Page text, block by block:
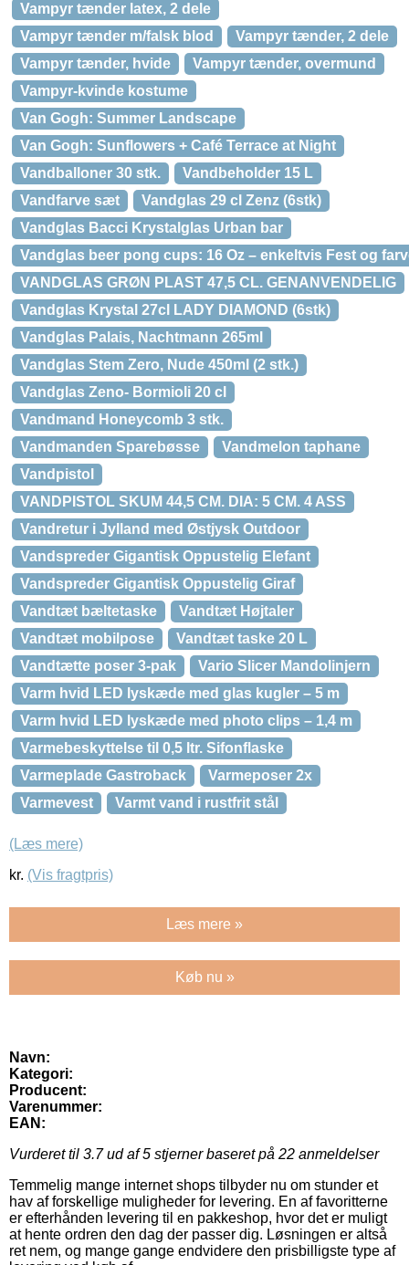
Vampyr tænder latex, 2 dele
Vampyr tænder m/falsk blod
Vampyr tænder, 2 dele
Vampyr tænder, hvide
Vampyr tænder, overmund
Vampyr-kvinde kostume
Van Gogh: Summer Landscape
Van Gogh: Sunflowers + Café Terrace at Night
Vandballoner 30 stk.
Vandbeholder 15 L
Vandfarve sæt
Vandglas 29 cl Zenz (6stk)
Vandglas Bacci Krystalglas Urban bar
Vandglas beer pong cups: 16 Oz – enkeltvis Fest og
VANDGLAS GRØN PLAST 47,5 CL. GENANVENDELIG
Vandglas Krystal 27cl LADY DIAMOND (6stk)
Vandglas Palais, Nachtmann 265ml
Vandglas Stem Zero, Nude 450ml (2 stk.)
Vandglas Zeno- Bormioli 20 cl
Vandmand Honeycomb 3 stk.
Vandmanden Sparebøsse
Vandmelon taphane
Vandpistol
VANDPISTOL SKUM 44,5 CM. DIA: 5 CM. 4 ASS
Vandretur i Jylland med Østjysk Outdoor
Vandspreder Gigantisk Oppustelig Elefant
Vandspreder Gigantisk Oppustelig Giraf
Vandtæt bæltetaske
Vandtæt Højtaler
Vandtæt mobilpose
Vandtæt taske 20 L
Vandtætte poser 3-pak
Vario Slicer Mandolinjern
Varm hvid LED lyskæde med glas kugler – 5 m
Varm hvid LED lyskæde med photo clips – 1,4 m
Varmebeskyttelse til 0,5 ltr. Sifonflaske
Varmeplade Gastroback
Varmeposer 2x
Varmevest
Varmt vand i rustfrit stål
(Læs mere)
kr. (Vis fragtpris)
Læs mere »
Køb nu »
Navn:
Kategori:
Producent:
Varenummer:
EAN:
Vurderet til 3.7ud af 5 stjerner baseret på 22 anmeldelser
Temmelig mange internet shops tilbyder nu om stunder et
hav af forskellige muligheder for levering. En af favoritterne
er efterhånden levering til en pakkeshop, hvor det er muligt
at hente ordren den dag der passer dig. Løsningen er altså
ret nem, og mange gange endvidere den prisbilligste type af